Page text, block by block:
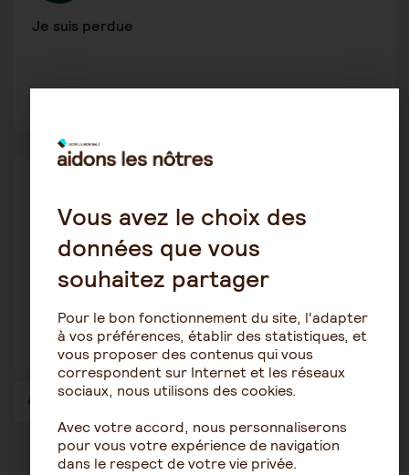
Je suis perdue
Alzheimer
22 août 2023 7:48
Dégradation suite à annonce décès conjoint
2225
Vous avez le choix des
données que vous
souhaitez partager
Pour le bon fonctionnement du site, l'adapter
à vos préférences, établir des statistiques, et
vous proposer des contenus qui vous
correspondent sur Internet et les réseaux
sociaux, nous utilisons des cookies.
Avec votre accord, nous personnaliserons
pour vous votre expérience de navigation
dans le respect de votre vie privée.